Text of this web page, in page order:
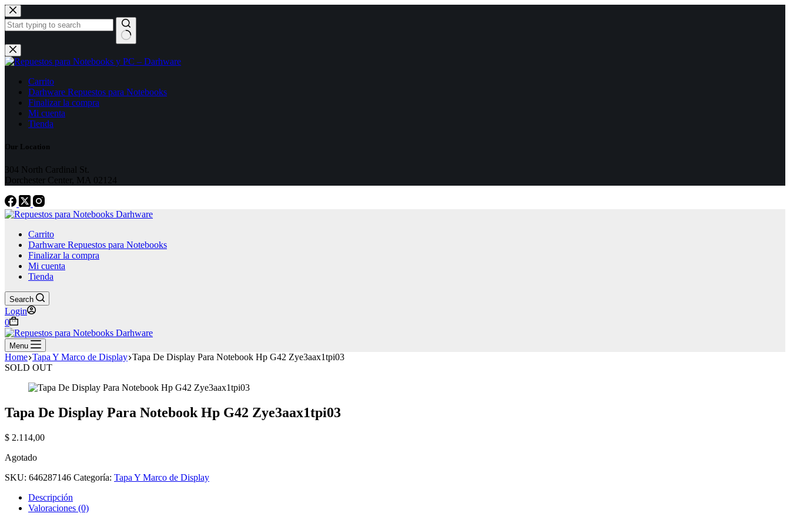
Skip
to
content
No
results
Carrito
Darhware Repuestos para Notebooks
Finalizar la compra
Mi cuenta
Tienda
Our Location
304 North Cardinal St.
Dorchester Center, MA 02124
Carrito
Darhware Repuestos para Notebooks
Finalizar la compra
Mi cuenta
Tienda
Search
Login
Shopping
cart
0
Menu
Home Tapa Y Marco de Display Tapa De Display Para Notebook Hp G42 Zye3aax1tpi03
SOLD OUT
Tapa De Display Para Notebook Hp G42 Zye3aax1tpi03
$ 2.114,00
Agotado
SKU: 646287146 Categoría: Tapa Y Marco de Display
Descripción
Valoraciones (0)